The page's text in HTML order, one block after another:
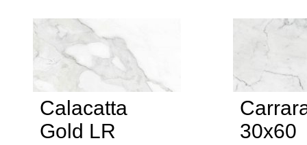
Calacatta
Gold LR
30x60